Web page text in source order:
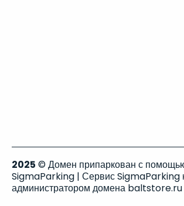
2025 © Домен припаркован с
SigmaParking | Сервис SigmaParking
администратором домена baltstore.ru